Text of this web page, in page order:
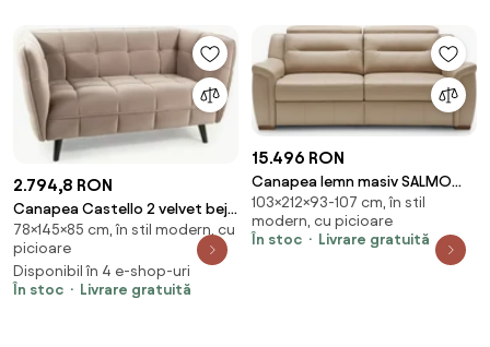
2.794,8 RON
Canapea Castello 2 velvet bej
inchis/wenge Blu40
78×145×85 cm, în stil modern, cu
picioare
Disponibil în 4 e-shop-uri
În stoc
Livrare gratuită
15.496 RON
Canapea lemn masiv SALMO
recliner 212×93(107)×103 cm
103×212×93-107 cm, în stil
modern, cu picioare
În stoc
Livrare gratuită